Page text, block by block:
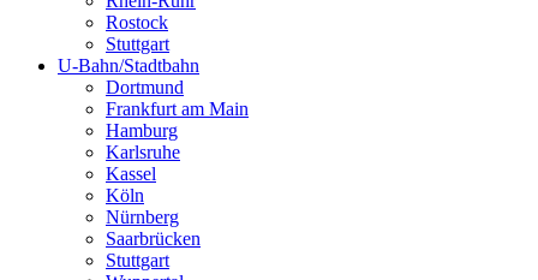
Rostock
Stuttgart
U-Bahn/Stadtbahn
Dortmund
Frankfurt am Main
Hamburg
Karlsruhe
Kassel
Köln
Nürnberg
Saarbrücken
Stuttgart